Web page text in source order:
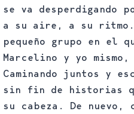
se va desperdigando
a su aire, a su ritmo.
pequeño grupo en el
Marcelino y yo mismo,
Caminando juntos y
sin fin de historias
su cabeza. De nuevo,